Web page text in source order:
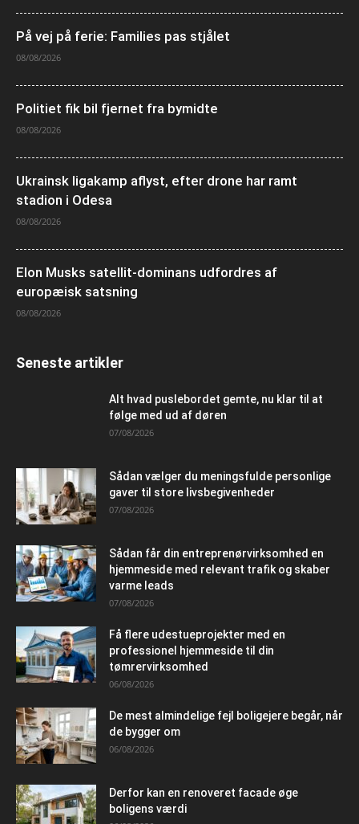
På vej på ferie: Families pas stjålet
08/08/2026
Politiet fik bil fjernet fra bymidte
08/08/2026
Ukrainsk ligakamp aflyst, efter drone har ramt
stadion i Odesa
08/08/2026
Elon Musks satellit-dominans udfordres af
europæisk satsning
08/08/2026
Seneste artikler
Alt hvad puslebordet gemte, nu klar til at
følge med ud af døren
07/08/2026
Sådan vælger du meningsfulde personlige
gaver til store livsbegivenheder
07/08/2026
Sådan får din entreprenørvirksomhed en
hjemmeside med relevant trafik og skaber
varme leads
07/08/2026
Få flere udestueprojekter med en
professionel hjemmeside til din
tømrervirksomhed
06/08/2026
De mest almindelige fejl boligejere begår, når
de bygger om
06/08/2026
Derfor kan en renoveret facade øge
boligens værdi